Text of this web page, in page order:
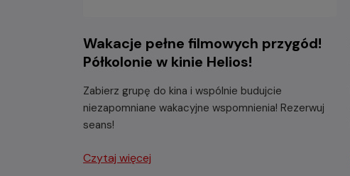
Wakacje pełne filmowych przygód!
Półkolonie w kinie Helios!
Zabierz grupę do kina i wspólnie budujcie
niezapomniane wakacyjne wspomnienia! Rezerwuj
seans!
Czytaj więcej